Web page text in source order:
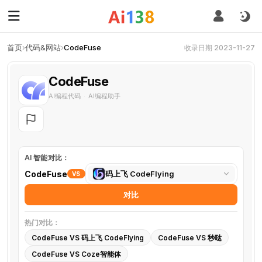
首页›代码&网站›CodeFuse 收录日期 2023-11-27
CodeFuse
AI编程代码 AI编程助手
AI 智能对比：
CodeFuse VS
选
择
具
码上飞 CodeFlying
对比
热门对比：
CodeFuse VS 码上飞 CodeFlying
CodeFuse VS 秒哒
CodeFuse VS Coze智能体